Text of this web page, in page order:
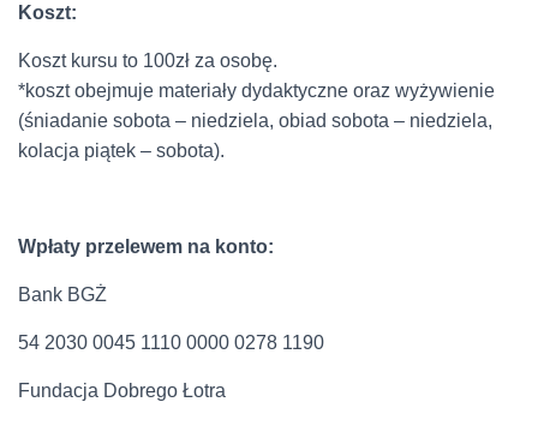
Koszt:
Koszt kursu to 100zł za osobę.
*koszt obejmuje materiały dydaktyczne oraz wyżywienie
(śniadanie sobota – niedziela, obiad sobota – niedziela,
kolacja piątek – sobota).
Wpłaty przelewem na konto:
Bank BGŻ
54 2030 0045 1110 0000 0278 1190
Fundacja Dobrego Łotra